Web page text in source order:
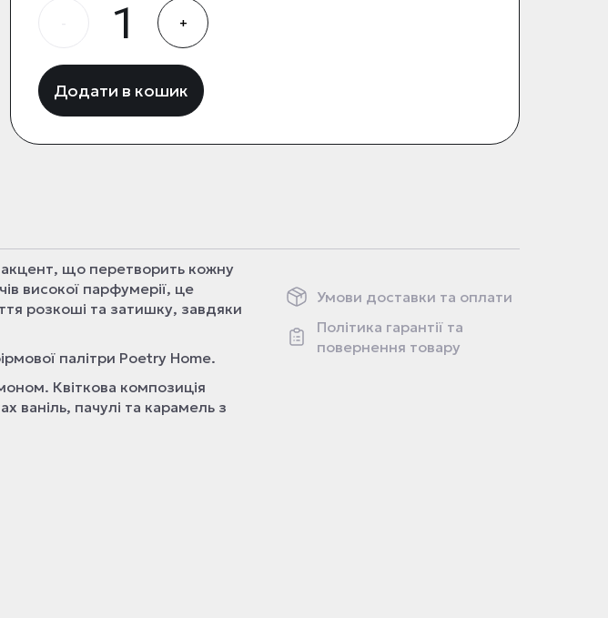
+
Додати в кошик
що перетворить кожну
високої парфумерії, це
розкоші та затишку, завдяки
палітри Poetry Home.
Квіткова композиція
ваніль, пачулі та карамель з
Умови доставки та оплати
Політика гарантії та
повернення товару